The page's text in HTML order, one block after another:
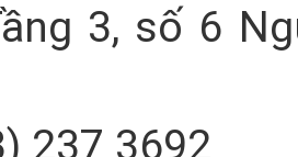
3, số 6
237 3692